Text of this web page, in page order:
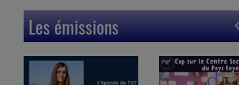
Les émissions